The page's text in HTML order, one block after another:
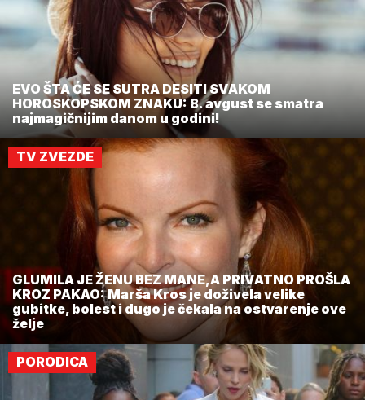
EVO ŠTA ĆE SE SUTRA DESITI SVAKOM
HOROSKOPSKOM ZNAKU: 8. avgust se smatra
najmagičnijim danom u godini!
TV ZVEZDE
GLUMILA JE ŽENU BEZ MANE,A PRIVATNO PROŠLA
KROZ PAKAO: Marša Kros je doživela velike
gubitke, bolest i dugo je čekala na ostvarenje ove
želje
PORODICA